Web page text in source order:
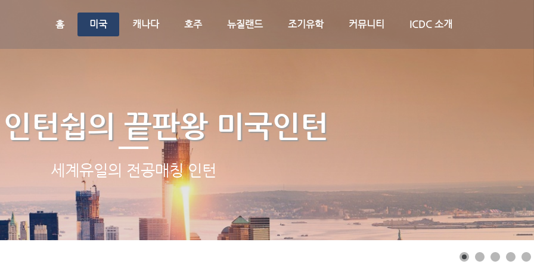
홈 미국 캐나다 호주 뉴질랜드 조기유학 커뮤니티 ICDC 소개
턴쉽의 끝판왕 미국인턴
세계유일의 전공매칭 인턴